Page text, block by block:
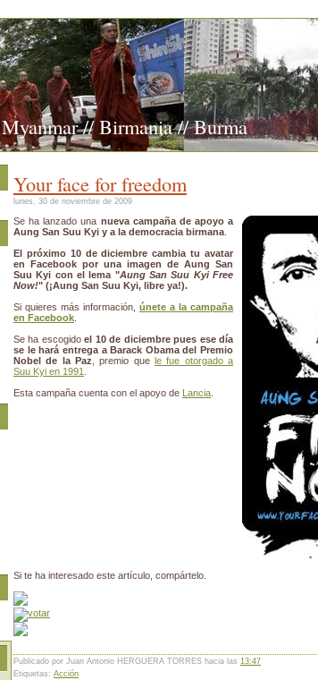
Myanmar // Birmania // Burma
Your face for freedom
lunes, 30 de noviembre de 2009
Se ha lanzado una nueva campaña de apoyo a
Aung San Suu Kyi y a la democracia birmana
El próximo 10 de diciembre cambia tu avatar
en Facebook por una imagen de Aung San
Suu Kyi con el lema "Aung San Suu Kyi Free
Now!" (¡Aung San Suu Kyi, libre ya!).
Si quieres más información, únete a la campaña
en Facebook
Se ha escogidoel 10 de diciembre pues ese día
se le hará entrega a Barack Obama del Premio
Nobel de la Paz , premio que le fue otorgado a
Suu Kyi en 1991
Esta campaña cuenta con el apoyo de Lancia
Si te ha interesado este artículo, compártelo.
Publicado por Juan Antonio HERGUERA TORRES hacia las 13:47
Etiquetas: Acción